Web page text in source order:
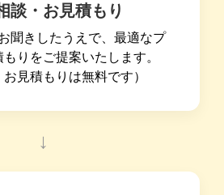
談・お見積もり
聞きしたうえで、最適なプ
りをご提案いたします。
お見積もりは無料です）
↓